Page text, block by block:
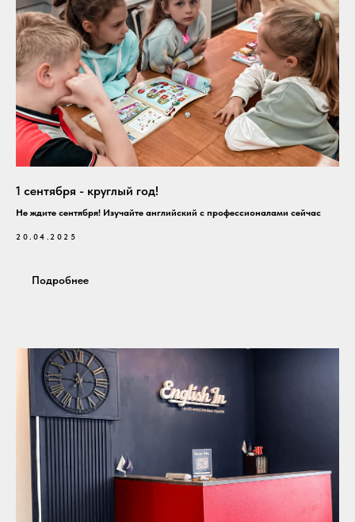
1 сентября - круглый год!
Не ждите сентября! Изучайте английский с профессионалами сейчас
20.04.2025
Подробнее